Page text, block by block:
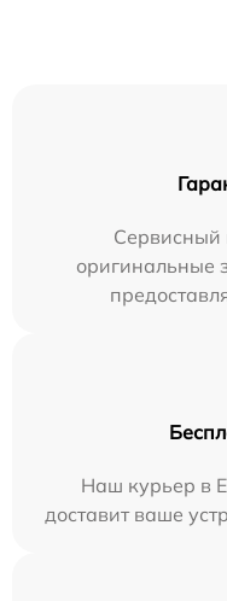
Сервисный
оригинальные
Наш курьер в
доставит ваше